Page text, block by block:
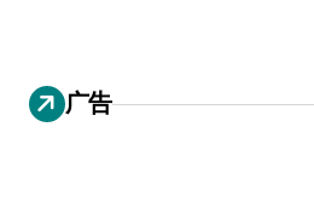
广告